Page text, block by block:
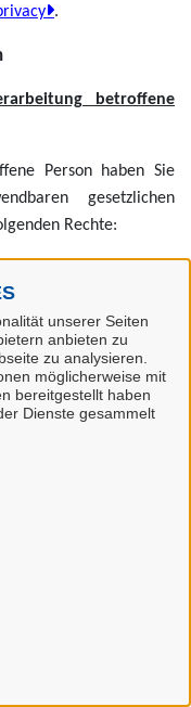
unserer Seiten
anbieten zu
zu analysieren.
möglicherweise mit
bereitgestellt haben
Dienste gesammelt
.
betroffene
Person haben Sie
gesetzlichen
Rechte:
verarbeitet werden, die
Sie ein Recht auf
Daten und auf die in
Informationen.
unverzüglich die
unvollständiger
16 DSGVO).
verlangen, dass Sie
unverzüglich gelöscht
werden und die
einer